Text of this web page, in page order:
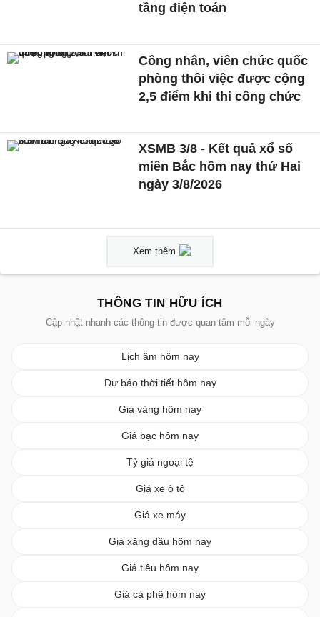
tầng điện toán
Công nhân, viên chức quốc
phòng thôi việc được cộng
2,5 điểm khi thi công chức
XSMB 3/8 - Kết quả xổ số
miền Bắc hôm nay thứ Hai
ngày 3/8/2026
Xem thêm
THÔNG TIN HỮU ÍCH
Cập nhật nhanh các thông tin được quan tâm mỗi ngày
Lịch âm hôm nay
Dự báo thời tiết hôm nay
Giá vàng hôm nay
Giá bạc hôm nay
Tỷ giá ngoại tệ
Giá xe ô tô
Giá xe máy
Giá xăng dầu hôm nay
Giá tiêu hôm nay
Giá cà phê hôm nay